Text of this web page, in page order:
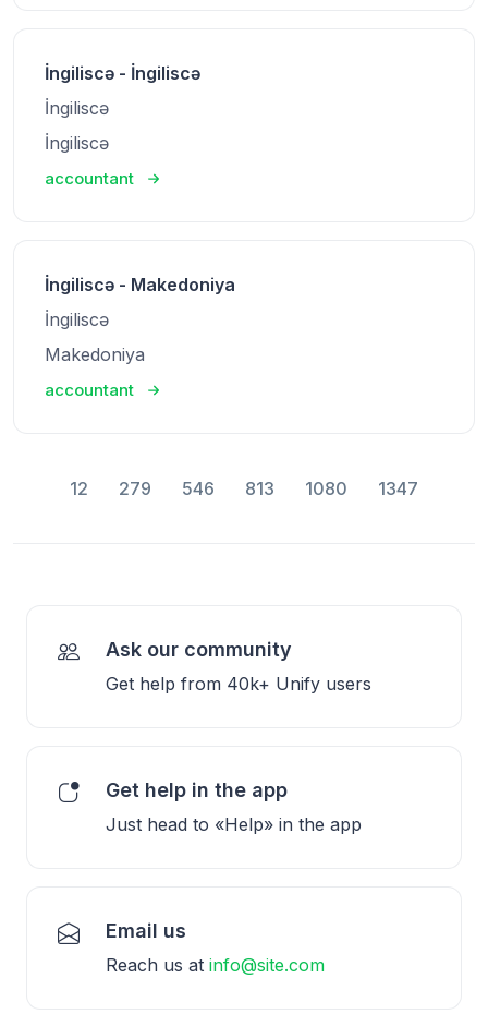
İngiliscə - İngiliscə
İngiliscə
İngiliscə
accountant
İngiliscə - Makedoniya
İngiliscə
Makedoniya
accountant
12 279 546 813 1080 1347
Ask our community
Get help from 40k+ Unify users
Get help in the app
Just head to «Help» in the app
Email us
Reach us at info@site.com